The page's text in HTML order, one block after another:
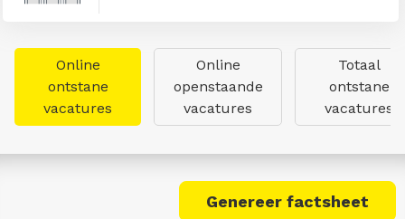
Online
ontstane
vacatures
Online
openstaande
vacatures
Totaal
ontstane
vacatures
Genereer factsheet